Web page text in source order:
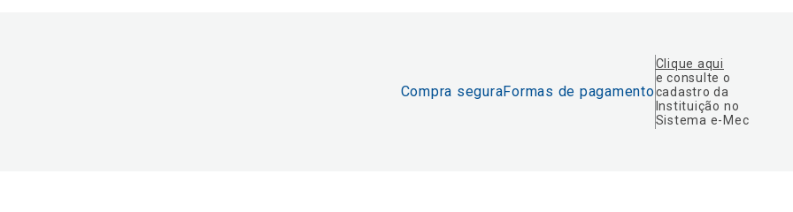
Compra seguraFormas de pagamento
Clique aqui
e consulte o
cadastro da
Instituição no
Sistema e-Mec